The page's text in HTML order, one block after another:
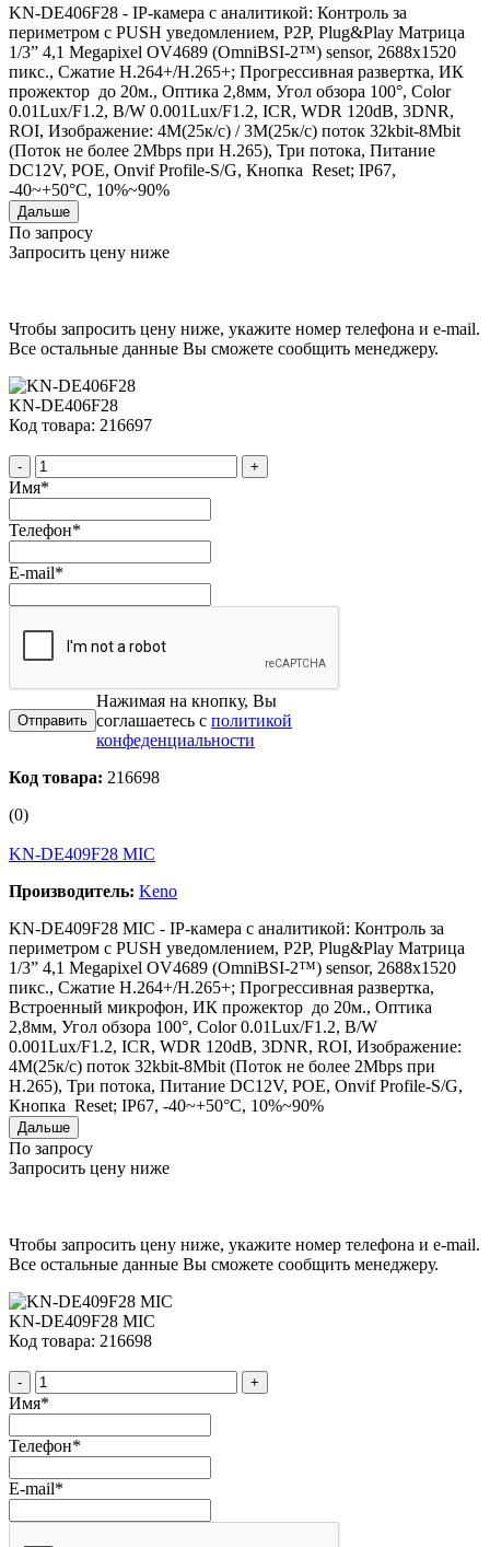
KN-DE406F28 - IP-камера с аналитикой: Контроль за
периметром с PUSH уведомлением, P2P, Plug&Play Матрица
1/3” 4,1 Megapixel OV4689 (OmniBSI-2™) sensor, 2688x1520
пикс., Сжатие H.264+/H.265+; Прогрессивная развертка, ИК
прожектор до 20м., Оптика 2,8мм, Угол обзора 100°, Сolor
0.01Lux/F1.2, B/W 0.001Lux/F1.2, ICR, WDR 120dB, 3DNR,
ROI, Изображение: 4M(25к/с) / 3M(25к/с) поток 32kbit-8Mbit
(Поток не более 2Mbps при H.265), Три потока, Питание
DC12V, POE, Onvif Profile-S/G, Кнопка Reset; IP67,
-40~+50°C, 10%~90%
Дальше
По запросу
Запросить цену ниже
Чтобы запросить цену ниже, укажите номер телефона и e-mail.
Все остальные данные Вы сможете сообщить менеджеру.
KN-DE406F28
Код товара: 216697
- +
Имя*
Телефон*
E-mail*
Нажимая на кнопку, Вы
соглашаетесь с политикой
конфеденциальности
Код товара: 216698
(0)
KN-DE409F28 MIС
Производитель: Keno
KN-DE409F28 MIС - IP-камера с аналитикой: Контроль за
периметром с PUSH уведомлением, P2P, Plug&Play Матрица
1/3” 4,1 Megapixel OV4689 (OmniBSI-2™) sensor, 2688x1520
пикс., Сжатие H.264+/H.265+; Прогрессивная развертка,
Встроенный микрофон, ИК прожектор до 20м., Оптика
2,8мм, Угол обзора 100°, Сolor 0.01Lux/F1.2, B/W
0.001Lux/F1.2, ICR, WDR 120dB, 3DNR, ROI, Изображение:
4M(25к/с) поток 32kbit-8Mbit (Поток не более 2Mbps при
H.265), Три потока, Питание DC12V, POE, Onvif Profile-S/G,
Кнопка Reset; IP67, -40~+50°C, 10%~90%
Дальше
По запросу
Запросить цену ниже
Чтобы запросить цену ниже, укажите номер телефона и e-mail.
Все остальные данные Вы сможете сообщить менеджеру.
KN-DE409F28 MIС
Код товара: 216698
- +
Имя*
Телефон*
E-mail*